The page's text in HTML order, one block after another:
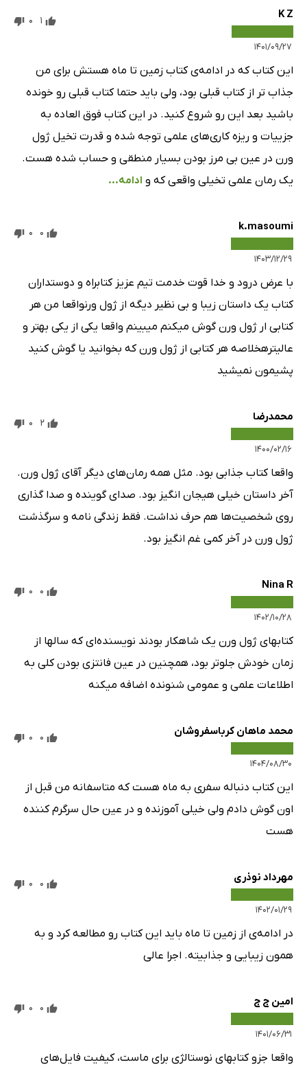
K Z
۱۴۰۱/۰۹/۲۷
1
0
این کتاب که در ادامه‌ی کتاب زمین تا ماه هستش برای من
جذاب تر از کتاب قبلی بود، ولی باید حتما کتاب قبلی رو خونده
باشید بعد این رو شروع کنید. در این کتاب فوق العاده به
جزییات و ریزه کاری‌های علمی توجه شده و قدرت تخیل ژول
ورن در عین بی مرز بودن بسیار منطقی و حساب شده هست.
یک رمان علمی تخیلی واقعی که و ادامه...
k.masoumi
۱۴۰۳/۱۲/۲۹
0
0
با عرض درود و خدا قوت خدمت تیم عزیز کتابراه و دوستداران
کتاب یک داستان زیبا و بی نظیر دیگه از ژول ورنواقعا من هر
کتابی ار ژول ورن گوش میکنم میبینم واقعا یکی از یکی بهتر و
عالیترهخلاصه هر کتابی از ژول ورن که بخوانید یا گوش کنید
پشیمون نمیشید
محمدرضا
۱۴۰۰/۰۲/۱۶
2
0
واقعا کتاب جذابی بود. مثل همه رمان‌های دیگر آقای ژول ورن.
آخر داستان خیلی هیجان انگیز بود. صدای گوینده و صدا گذاری
روی شخصیت‌ها هم حرف نداشت. فقط زندگی نامه و سرگذشت
ژول ورن در آخر کمی غم انگیز بود.
Nina R
۱۴۰۲/۱۰/۲۸
0
0
کتابهای ژول ورن یک شاهکار بودند نویسنده‌ای که سالها از
زمان خودش جلوتر بود، همچنین در عین فانتزی بودن کلی به
اطلاعات علمی و عمومی شنونده اضافه میکنه
محمد ماهان کرباسفروشان
۱۴۰۴/۰۸/۳۰
0
0
این کتاب دنباله سفری به ماه هست که متاسفانه من قبل از
اون گوش دادم ولی خیلی آموزنده و در عین حال سرگرم کننده
هست
مهرداد نوذری
۱۴۰۲/۰۱/۲۹
0
0
در ادامه‌ی از زمین تا ماه باید این کتاب رو مطالعه کرد و به
همون زیبایی و جذابیته. اجرا عالی
امین ج ج
۱۴۰۱/۰۶/۳۱
0
0
واقعا جزو کتابهای نوستالژی برای ماست، کیفیت فایل‌های